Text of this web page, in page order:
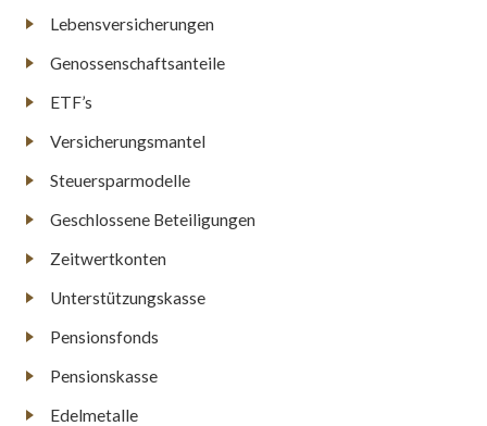
Lebensversicherungen
Genossenschaftsanteile
ETF’s
Versicherungsmantel
Steuersparmodelle
Geschlossene Beteiligungen
Zeitwertkonten
Unterstützungskasse
Pensionsfonds
Pensionskasse
Edelmetalle